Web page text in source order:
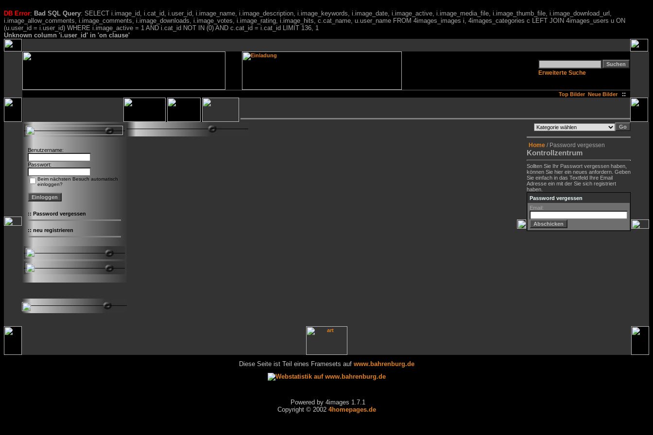
DB Error: Bad SQL Query: SELECT i.image_id, i.cat_id, i.user_id, i.image_name, i.image_description, i.image_keywords, i.image_date, i.image_active, i.image_media_file, i.image_thumb_file, i.image_download_url,
i.image_allow_comments, i.image_comments, i.image_downloads, i.image_votes, i.image_rating, i.image_hits, c.cat_name, u.user_name FROM 4images_images i, 4images_categories c LEFT JOIN 4images_users u ON
(u.user_id = i.user_id) WHERE i.image_active = 1 AND i.cat_id NOT IN (0) AND c.cat_id = i.cat_id LIMIT 136, 1
Unknown column 'i.user_id' in 'on clause'
Erweiterte Suche
Top Bilder Neue Bilder ::
Benutzername:
Passwort:
Beim nächsten Besuch automatisch
einloggen?
:: Password vergessen
:: neu registrieren
Home / Password vergessen
Kontrollzentrum
Sollten Sie Ihr Passwort vergessen haben,
können Sie hier ein neues anfordern. Geben
Sie einfach in das Textfeld Ihre Email
Adresse ein mit der Sie sich registriert
haben.
Password vergessen
Email:
Diese Seite ist Teil eines Framesets auf www.bahrenburg.de
Powered by 4images 1.7.1
Copyright © 2002 4homepages.de